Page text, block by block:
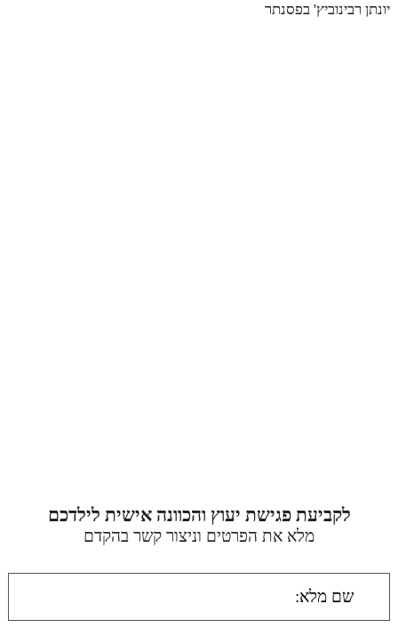
יונתן רבינוביץ' בפסנתר
לקביעת פגישת יעוץ והכוונה אישית לילדכם
מלא את הפרטים וניצור קשר בהקדם